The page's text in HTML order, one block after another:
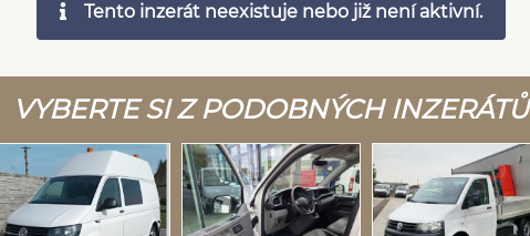
Tento inzerát neexistuje nebo již není aktivní.
VYBERTE SI Z PODOBNÝCH INZERÁTŮ